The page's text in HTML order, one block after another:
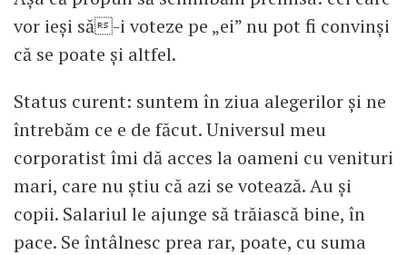
vor ieși să-i voteze pe „ei” nu pot fi convinși
că se poate și altfel.
Status curent: suntem în ziua alegerilor și ne
întrebăm ce e de făcut. Universul meu
corporatist îmi dă acces la oameni cu venituri
mari, care nu știu că azi se votează. Au și
copii. Salariul le ajunge să trăiască bine, în
pace. Se întâlnesc prea rar, poate, cu suma